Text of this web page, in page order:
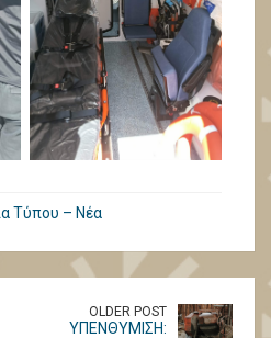
Τύπου – Νέα
OLDER POST
ΥΠΕΝΘΥΜΙΣΗ: